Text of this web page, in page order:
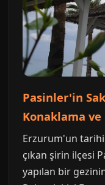
Pasinler'in
Konaklama
Erzurum'un
çıkan şirin ilçesi
yapılan bir